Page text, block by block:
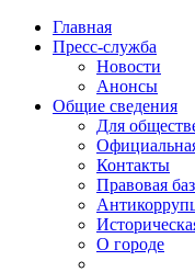
Главная
Пресс-служба
Новости
Анонсы
Общие сведения
Для
Контакты
Правовая
О городе